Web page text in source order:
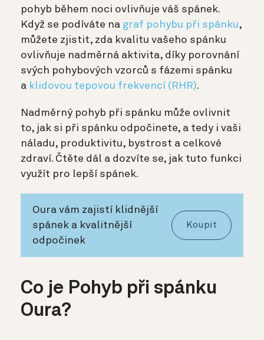
pohyb během noci ovlivňuje váš spánek.
Když se podíváte na graf pohybu při spánku,
můžete zjistit, zda kvalitu vašeho spánku
ovlivňuje nadměrná aktivita, díky porovnání
svých pohybových vzorců s fázemi spánku
a klidovou tepovou frekvencí (RHR).
Nadměrný pohyb při spánku může ovlivnit
to, jak si při spánku odpočinete, a tedy i vaši
náladu, produktivitu, bystrost a celkové
zdraví. Čtěte dál a dozvíte se, jak tuto funkci
využít pro lepší spánek.
Oura vám zajistí klidnější
spánek a kvalitnější
odpočinek
Koupit
Co je Pohyb při spánku
Oura?